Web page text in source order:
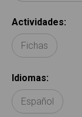
Actividades:
Fichas
Idiomas:
Español